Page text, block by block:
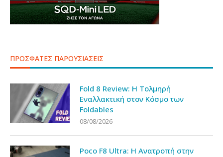
ΠΡΟΣΦΑΤΕΣ ΠΑΡΟΥΣΙΑΣΕΙΣ
Fold 8 Review: Η Τολμηρή
Εναλλακτική στον Κόσμο των
Foldables
08/08/2026
Poco F8 Ultra: Η Ανατροπή στην